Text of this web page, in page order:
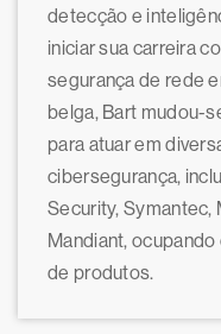
detecção e
iniciar sua carreira
segurança de rede
belga, Bart mudou-
para atuar em
cibersegurança,
Security, Symantec,
Mandiant,
de produtos.